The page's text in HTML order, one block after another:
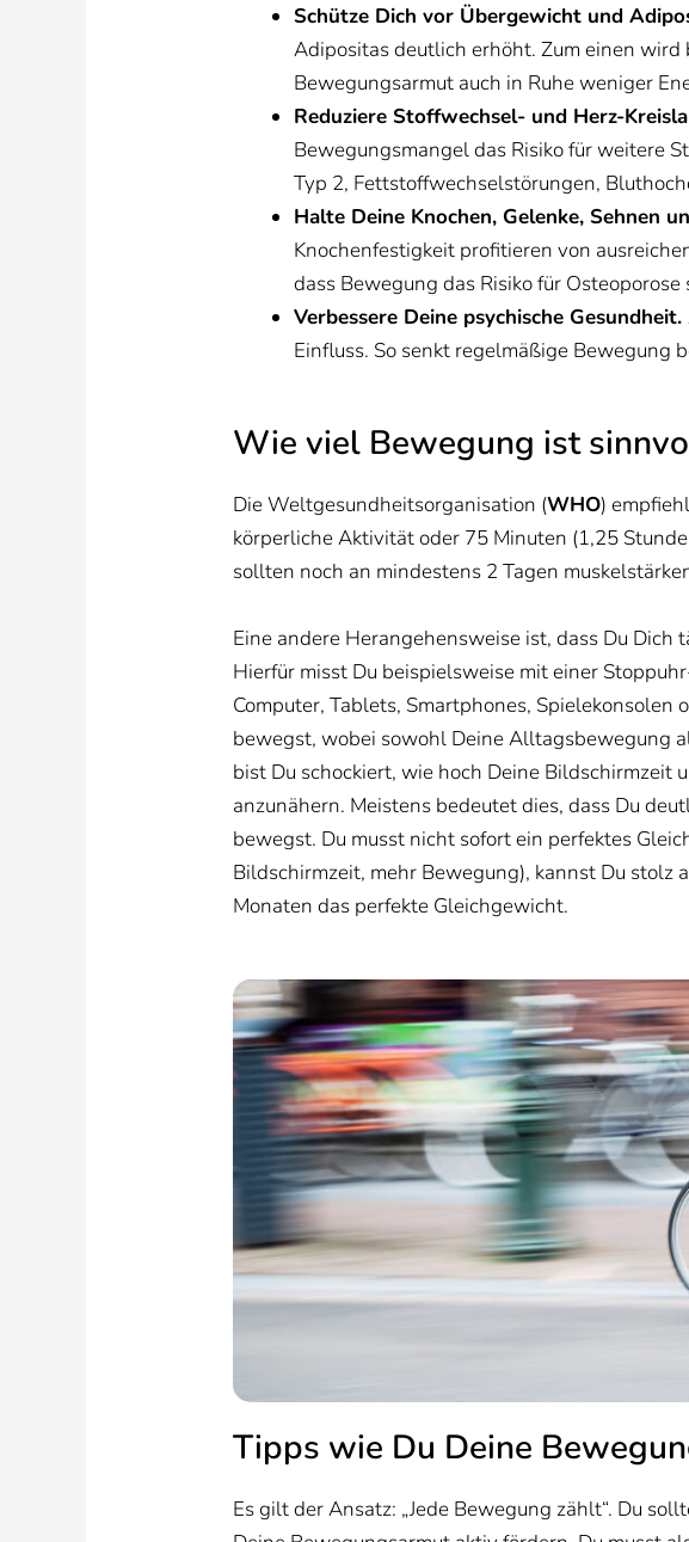
Schütze Dich vor Übergewicht und
Adipositas deutlich erhöht. Zum einen
Bewegungsarmut auch in Ruhe weniger
Reduziere Stoffwechsel- und Herz-
Bewegungsmangel das Risiko für weitere
Typ 2, Fettstoffwechselstörungen,
Halte Deine Knochen, Gelenke, Sehnen
Knochenfestigkeit profitieren von
dass Bewegung das Risiko für Osteoporose
Verbessere Deine psychische Gesundheit.
Einfluss. So senkt regelmäßige Bewegung
Wie viel Bewegung ist
Die Weltgesundheitsorganisation (WHO)
körperliche Aktivität oder 75 Minuten (1,25
sollten noch an mindestens 2 Tagen
Eine andere Herangehensweise ist, dass Du
Hierfür misst Du beispielsweise mit einer
Computer, Tablets, Smartphones,
bewegst, wobei sowohl Deine Alltagsbewegung
bist Du schockiert, wie hoch Deine Bildschirmzeit
anzunähern. Meistens bedeutet dies, dass Du
bewegst. Du musst nicht sofort ein perfektes
Bildschirmzeit, mehr Bewegung), kannst Du
Monaten das perfekte Gleichgewicht.
Tipps wie Du Deine
Es gilt der Ansatz: „Jede Bewegung zählt“. Du